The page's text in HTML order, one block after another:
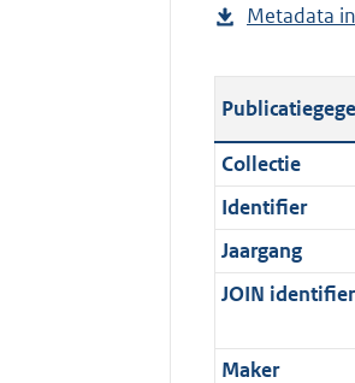
p
l
i
c
a
t
i
i
g
o
t
t
e
:
9
b
d
b
l
i
c
a
t
e
s
o
o
t
t
e
:
n
Metadata
Collectie
Identifier
Jaargang
JOIN identifier
Maker